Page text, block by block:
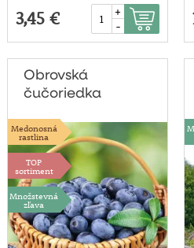
3,45 €
+
-
Obrovská
čučoriedka
Medonosná
rastlina
TOP
sortiment
Množstevná
zľava